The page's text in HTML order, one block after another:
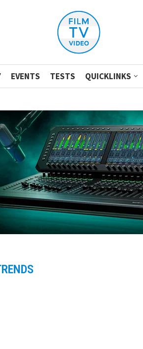
EVENTS TESTS QUICKLINKS